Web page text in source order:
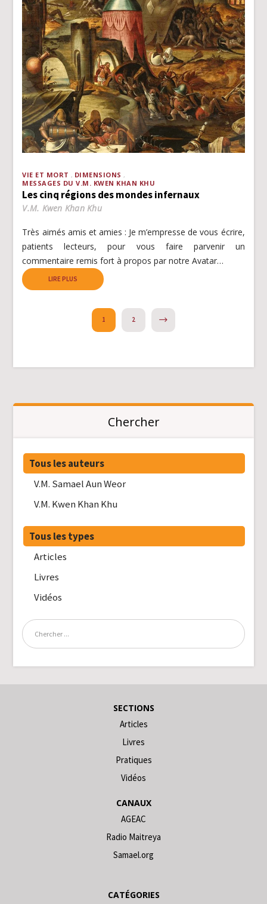
VIE ET MORT
DIMENSIONS
MESSAGES DU V.M. KWEN KHAN KHU
Les cinq régions des mondes infernaux
V.M. Kwen Khan Khu
Très aimés amis et amies : Je m’empresse de vous écrire,
patients lecteurs, pour vous faire parvenir un
commentaire remis fort à propos par notre Avatar…
LIRE PLUS
1 2
Chercher
Tous les auteurs
V.M. Samael Aun Weor
V.M. Kwen Khan Khu
Tous les types
Articles
Livres
Vidéos
SECTIONS
Articles
Livres
Pratiques
Vidéos
CANAUX
AGEAC
Radio Maitreya
Samael.org
CATÉGORIES